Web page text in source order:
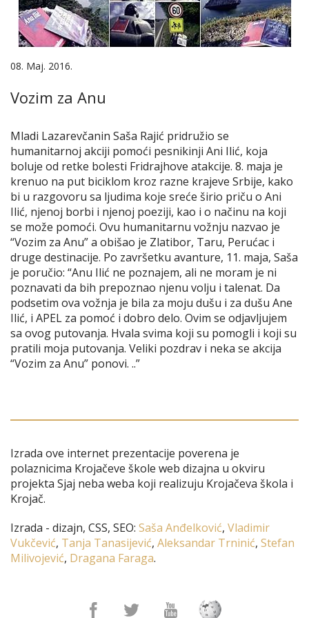
08. Maj. 2016.
Vozim za Anu
Mladi Lazarevčanin Saša Rajić pridružio se
humanitarnoj akciji pomoći pesnikinji Ani Ilić, koja
boluje od retke bolesti Fridrajhove atakcije. 8. maja je
krenuo na put biciklom kroz razne krajeve Srbije, kako
bi u razgovoru sa ljudima koje sreće širio priču o Ani
Ilić, njenoj borbi i njenoj poeziji, kao i o načinu na koji
se može pomoći. Ovu humanitarnu vožnju nazvao je
“Vozim za Anu” a obišao je Zlatibor, Taru, Perućac i
druge destinacije. Po završetku avanture, 11. maja, Saša
je poručio: “Anu Ilić ne poznajem, ali ne moram je ni
poznavati da bih prepoznao njenu volju i talenat. Da
podsetim ova vožnja je bila za moju dušu i za dušu Ane
Ilić, i APEL za pomoć i dobro delo. Ovim se odjavljujem
sa ovog putovanja. Hvala svima koji su pomogli i koji su
pratili moja putovanja. Veliki pozdrav i neka se akcija
“Vozim za Anu” ponovi. ..”
Izrada ove internet prezentacije poverena je
polaznicima Krojačeve škole web dizajna u okviru
projekta Sjaj neba weba koji realizuju Krojačeva škola i
Krojač.
Izrada - dizajn, CSS, SEO: Saša Anđelković, Vladimir
Vukčević, Tanja Tanasijević, Aleksandar Trninić, Stefan
Milivojević, Dragana Faraga.